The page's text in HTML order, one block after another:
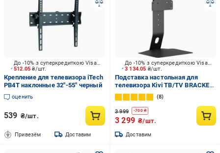
512.05₴/шт.
До -10% з суперкредиткою Visa Вигода
Крепление для телевизора iTech
PB4T наклонные 32"-55" черный
оценить
539 ₴/шт.
Привезём Доставим
3 134.05 ₴/шт.
До -10% з суперкредиткою Visa Вигода
Подставка настольная для
телевизора Kivi ТВ/TV BRACKET
- Motion TV Stand поворотно-
наклонные 32"-65" черный
8
3 999 -700₴
3 299 ₴/шт.
Доставим